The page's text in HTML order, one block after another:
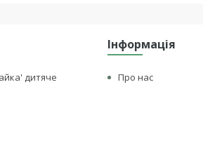
дитяче
Інформація
Про нас